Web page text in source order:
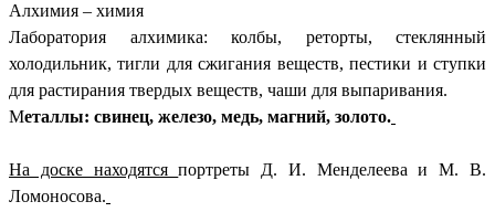
Алхимия – химия
Лаборатория алхимика: колбы, реторты, стеклянный
холодильник, тигли для сжигания веществ, пестики и ступки
для растирания твердых веществ, чаши для выпаривания.
Металлы: свинец, железо, медь, магний, золото.
На доске находятсяпортреты Д. И. Менделеева и М. В.
Ломоносова.